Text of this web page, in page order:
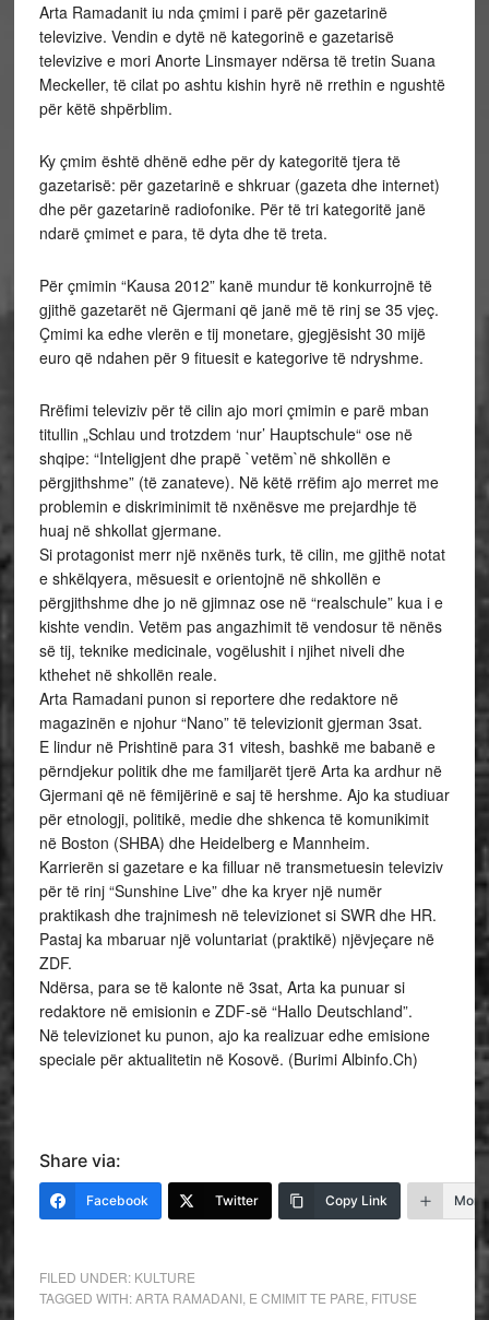
Arta Ramadanit iu nda çmimi i parë për gazetarinë
televizive. Vendin e dytë në kategorinë e gazetarisë
televizive e mori Anorte Linsmayer ndërsa të tretin Suana
Meckeller, të cilat po ashtu kishin hyrë në rrethin e ngushtë
për këtë shpërblim.
Ky çmim është dhënë edhe për dy kategoritë tjera të
gazetarisë: për gazetarinë e shkruar (gazeta dhe internet)
dhe për gazetarinë radiofonike. Për të tri kategoritë janë
ndarë çmimet e para, të dyta dhe të treta.
Për çmimin “Kausa 2012” kanë mundur të konkurrojnë të
gjithë gazetarët në Gjermani që janë më të rinj se 35 vjeç.
Çmimi ka edhe vlerën e tij monetare, gjegjësisht 30 mijë
euro që ndahen për 9 fituesit e kategorive të ndryshme.
Rrëfimi televiziv për të cilin ajo mori çmimin e parë mban
titullin „Schlau und trotzdem ‘nur’ Hauptschule“ ose në
shqipe: “Inteligjent dhe prapë `vetëm`në shkollën e
përgjithshme” (të zanateve). Në këtë rrëfim ajo merret me
problemin e diskriminimit të nxënësve me prejardhje të
huaj në shkollat gjermane.
Si protagonist merr një nxënës turk, të cilin, me gjithë notat
e shkëlqyera, mësuesit e orientojnë në shkollën e
përgjithshme dhe jo në gjimnaz ose në “realschule” kua i e
kishte vendin. Vetëm pas angazhimit të vendosur të nënës
së tij, teknike medicinale, vogëlushit i njihet niveli dhe
kthehet në shkollën reale.
Arta Ramadani punon si reportere dhe redaktore në
magazinën e njohur “Nano” të televizionit gjerman 3sat.
E lindur në Prishtinë para 31 vitesh, bashkë me babanë e
përndjekur politik dhe me familjarët tjerë Arta ka ardhur në
Gjermani që në fëmijërinë e saj të hershme. Ajo ka studiuar
për etnologji, politikë, medie dhe shkenca të komunikimit
në Boston (SHBA) dhe Heidelberg e Mannheim.
Karrierën si gazetare e ka filluar në transmetuesin televiziv
për të rinj “Sunshine Live” dhe ka kryer një numër
praktikash dhe trajnimesh në televizionet si SWR dhe HR.
Pastaj ka mbaruar një voluntariat (praktikë) njëvjeçare në
ZDF.
Ndërsa, para se të kalonte në 3sat, Arta ka punuar si
redaktore në emisionin e ZDF-së “Hallo Deutschland”.
Në televizionet ku punon, ajo ka realizuar edhe emisione
speciale për aktualitetin në Kosovë. (Burimi Albinfo.Ch)
Share via:
Facebook Twitter Copy Link More
FILED UNDER: KULTURE
TAGGED WITH:ARTA RAMADANI, E CMIMIT TE PARE FITUSE